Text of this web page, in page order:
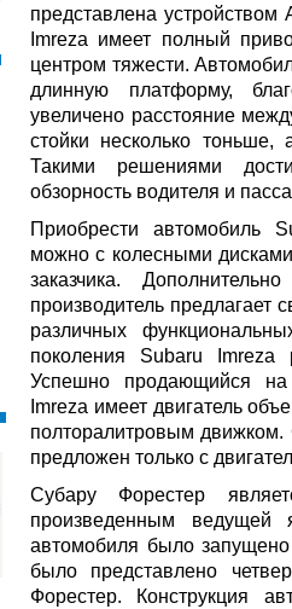
представлена
Imreza имеет полный
центром тяжести.
длинную платформу,
увеличено расстояние
стойки несколько
Такими решениями
обзорность водителя и
Приобрести автомобиль
можно с колесными
заказчика.
производитель предлагает
различных
поколения Subaru Imreza
Успешно продающийся на
Imreza имеет двигатель
полторалитровым
предложен только с
Субару Форестер
произведенным ведущей
автомобиля было
было представлено
Форестер. Конструкция